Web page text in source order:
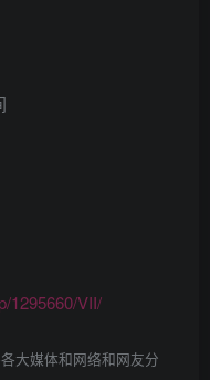
1295660/VII/
大媒体和网络和网友分